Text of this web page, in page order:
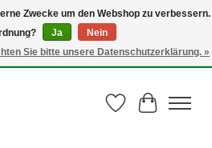
PROOF pannen en bij een bestelling van €
t.w.v. € 10,00 HELEMAAL GRATIS
Wunschzettel
Ihr
Zwecke um den Webshop zu verbessern.
Ja
Nein
Sie bitte unsere Datenschutzerklärung. »